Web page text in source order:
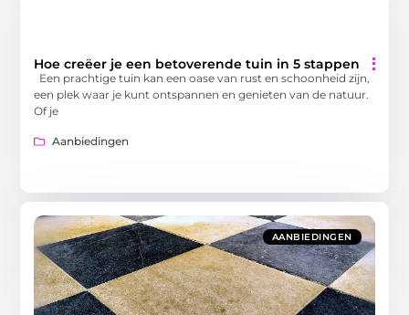
Hoe creëer je een betoverende tuin in 5 stappen
Een prachtige tuin kan een oase van rust en schoonheid zijn,
een plek waar je kunt ontspannen en genieten van de natuur.
Of je
Aanbiedingen
AANBIEDINGEN